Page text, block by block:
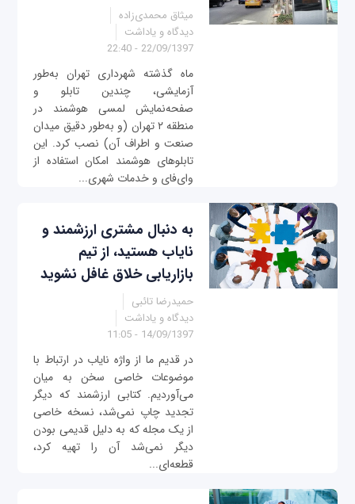
میثاق محمدی‌زاده
دیدگاه و یاداشت
22/09/1397 - 22:40
ماه گذشته شهرداری تهران به‌طور
آزمایشی، چندین تابلو و
صفحه‌نمایش لمسی هوشمند در
منطقه ۲ تهران (و به‌طور دقیق میدان
صنعت و اطراف آن) نصب کرد. این
تابلوهای هوشمند امکان استفاده از
وای‌فای و خدمات شهری...
به دنبال مشتری ارزشمند و
نایاب هستید، از تیم
بازاریابی خلاق غافل نشوید
حمیدرضا تائبی
دیدگاه و یاداشت
14/09/1397 - 11:05
در قدیم ما از واژه نایاب در ارتباط با
موضوعات خاصی سخن به میان
می‌آوردیم. کتابی ارزشمند که دیگر
تجدید چاپ نمی‌شد، نسخه خاصی
از یک مجله که به دلیل قدیمی بودن
دیگر نمی‌شد آن را تهیه کرد،
قطعه‌ای...